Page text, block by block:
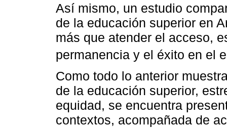
Así mismo, un estudio
de la educación superior en
más que atender el acceso,
permanencia y el éxito en el
Como todo lo anterior
de la educación superior,
equidad, se encuentra
contextos, acompañada de